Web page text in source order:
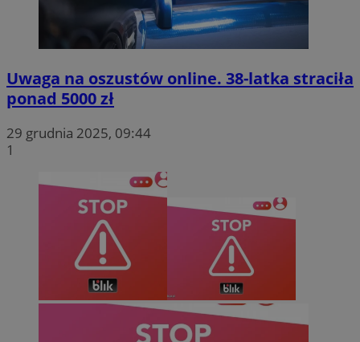
Uwaga na oszustów online. 38-latka straciła
ponad 5000 zł
29 grudnia 2025, 09:44
1